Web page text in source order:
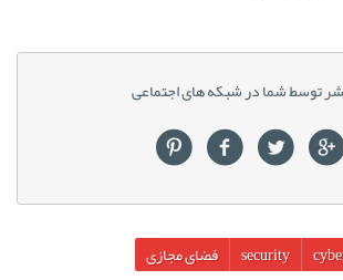
توسط شما در شبکه های اجتماعی
security فضای مجازی